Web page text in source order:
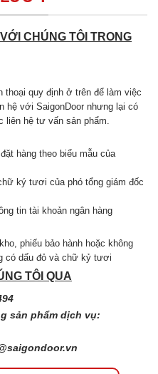
CHÚNG TÔI TRONG
thoại quy định ở trên để làm việc
hệ với SaigonDoor nhưng lại có
liên hệ tư vấn sản phẩm.
hàng theo biểu mẫu của
ký tươi của phó tổng giám đốc
tin tài khoản ngân hàng
phiếu bảo hành hoặc không
có dấu đỏ và chữ kỷ tươi
TÔI QUA
sản phẩm dịch vụ: